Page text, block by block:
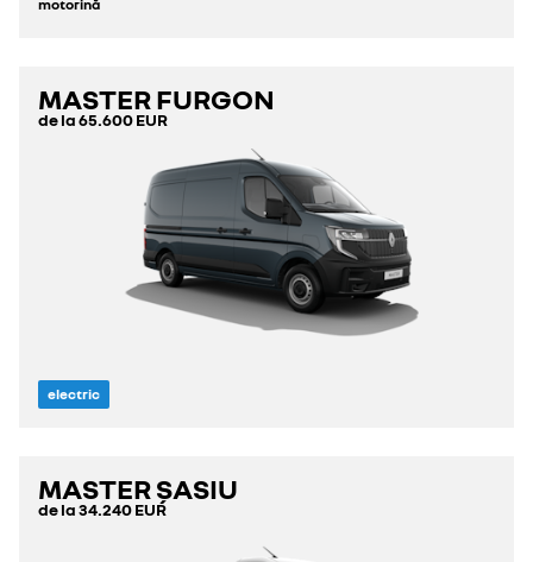
motorină
MASTER FURGON
de la65.600 EUR
electric
MASTER ȘASIU
de la34.240 EUR